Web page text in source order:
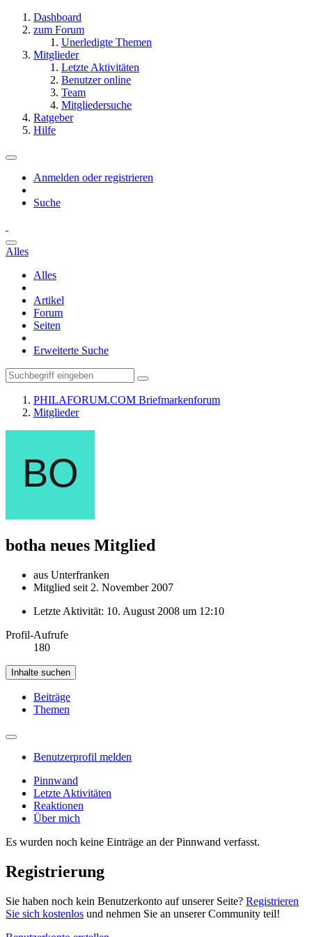
Dashboard
zum Forum
Unerledigte Themen
Mitglieder
Letzte Aktivitäten
Benutzer online
Team
Mitgliedersuche
Ratgeber
Hilfe
Anmelden oder registrieren
Suche
Alles
Alles
Artikel
Forum
Seiten
Erweiterte Suche
PHILAFORUM.COM Briefmarkenforum
Mitglieder
botha neues Mitglied
aus Unterfranken
Mitglied seit 2. November 2007
Letzte Aktivität: 10. August 2008 um 12:10
Profil-Aufrufe
180
Inhalte suchen
Beiträge
Themen
Benutzerprofil melden
Pinnwand
Letzte Aktivitäten
Reaktionen
Über mich
Es wurden noch keine Einträge an der Pinnwand verfasst.
Registrierung
Sie haben noch kein Benutzerkonto auf unserer Seite? Registrieren
Sie sich kostenlos und nehmen Sie an unserer Community teil!